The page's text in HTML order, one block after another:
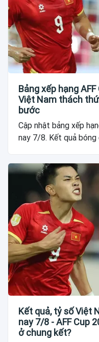
Bảng xếp hạng
Việt Nam thách
bước
Cập nhật bảng xếp
nay 7/8. Kết quả bóng
Kết quả, tỷ số Việt
nay 7/8 - AFF Cup
ở chung kết?